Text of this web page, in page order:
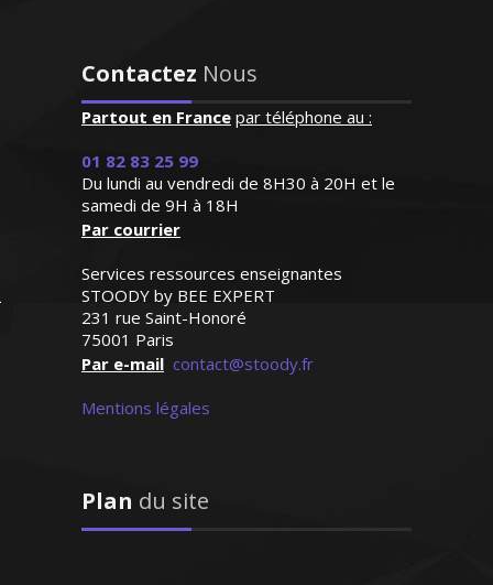
Madame C.K (Verneuil sur
Seine, élève en primaire)
sens pédagogique, je m'attache avant
pour y répondre efficacement
Monsieur T. Jean-Yves – Professeur
universitaire de droit - Paris
Ingénieur de formation, je possède une
domicile. Du lycée et jusqu'aux classes
préparatoires, j’assure des cours de
Contactez Nous
Partout en France par téléphone au :
01 82 83 25 99
Du lundi au vendredi de 8H30 à 20H et le
samedi de 9H à 18H
Par courrier
Services ressources enseignantes
STOODY by BEE EXPERT
231 rue Saint-Honoré
75001 Paris
Par e-mail contact@stoody.fr
Mentions légales
Plan du site